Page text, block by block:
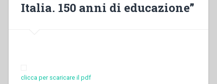
fino
Atti
Italia. 150 anni di educazione”
clicca per scaricare il pdf